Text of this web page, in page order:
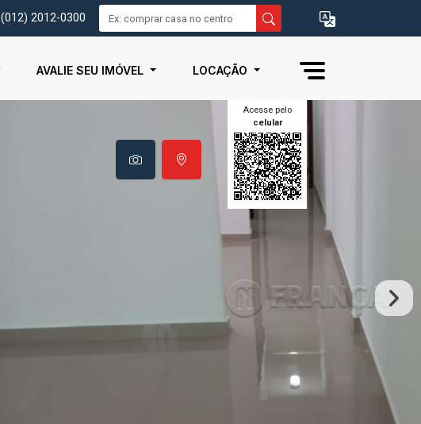
(012) 2012-0300
AVALIE SEU IMÓVEL LOCAÇÃO
Acesse pelo
celular